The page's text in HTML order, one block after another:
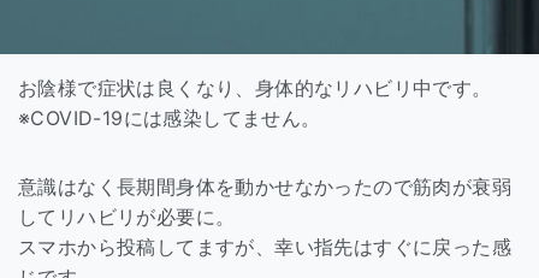
お陰様で症状は良くなり、身体的なリハビリ中です。
※COVID-19には感染してません。
意識はなく長期間身体を動かせなかったので筋肉が衰弱
してリハビリが必要に。
スマホから投稿してますが、幸い指先はすぐに戻った感